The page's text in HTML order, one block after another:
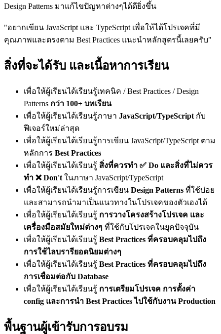
Design Patterns มาแก้ไขปัญหาต่างๆได้ดียิ่งขึ้น
"อยากเขียน JavaScript และ TypeScript เพื่อให้ได้โปรเจคที่มี
คุณภาพและตรงตาม Best Practices แนะนำหลักสูตรนี้เลยครับ"
สิ่งที่จะได้รับ และเนื้อหาการเรียน
เพื่อให้ผู้เรียนได้เรียนรู้เทคนิค / Best Practices / Design
Patterns กว่า 100+ บทเรียน
เพื่อให้ผู้เรียนได้เรียนรู้ภาษา JavaScript/TypeScript กับ
ฟีเจอร์ใหม่ล่าสุด
เพื่อให้ผู้เรียนได้เรียนรู้การเขียน JavaScript/TypeScript ตาม
หลักการ Best Practices
เพื่อให้ผู้เรียนได้เรียนรู้ สิ่งที่ควรทำ ✅ Do และสิ่งที่ไม่ควร
ทำ ❌ Don't ในภาษา JavaScript/TypeScript
เพื่อให้ผู้เรียนได้เรียนรู้การเขียน Design Patterns ที่ใช้บ่อย
และสามารถนำมาเป็นแนวทางในโปรเจคของตัวเองได้
เพื่อให้ผู้เรียนได้เรียนรู้ การวางโครงสร้างโปรเจค และ
เครื่องมือสมัยใหม่ต่างๆ ที่ใช้กับโปรเจคในยุคปัจจุบัน
เพื่อให้ผู้เรียนได้เรียนรู้ Best Practices ที่ครอบคลุมไปถึง
การใช้ไลบรารียอดนิยมต่างๆ
เพื่อให้ผู้เรียนได้เรียนรู้ Best Practices ที่ครอบคลุมไปถึง
การเชื่อมต่อกับ Database
เพื่อให้ผู้เรียนได้เรียนรู้ การเตรียมโปรเจค การตั้งค่า
config และการนำ Best Practices ไปใช้กับงาน Production
พื้นฐานผู้เข้ารับการอบรม